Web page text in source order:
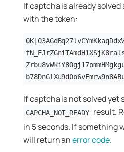
If captcha is already solved
with the token:
If captcha is not solved yet
CAPCHA_NOT_READY result.
in 5 seconds. If something
will return anerror code.